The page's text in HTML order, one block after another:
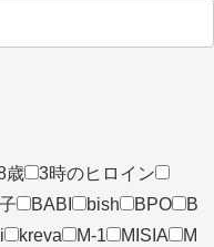
歳
3時のヒロイン
BABI bish BPO
B
kreva M-1 MISIA
M